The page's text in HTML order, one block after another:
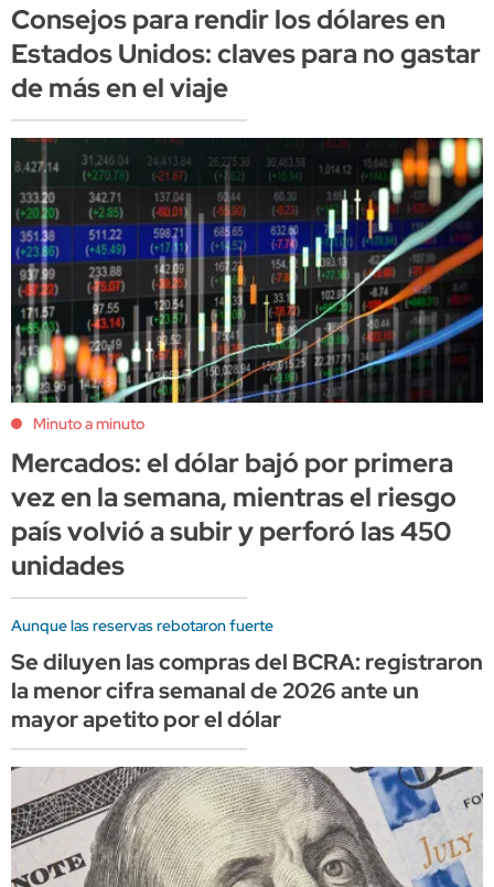
Consejos para rendir los dólares en
Estados Unidos: claves para no gastar
de más en el viaje
Minuto a minuto
Mercados: el dólar bajó por primera
vez en la semana, mientras el riesgo
país volvió a subir y perforó las 450
unidades
Aunque las reservas rebotaron fuerte
Se diluyen las compras del BCRA: registraron
la menor cifra semanal de 2026 ante un
mayor apetito por el dólar